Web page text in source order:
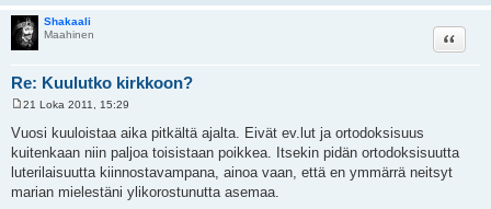
Shakaali
Maahinen
Re: Kuulutko kirkkoon?
Lainaa
e
s
t
i
21 Loka 2011, 15:29
Vuosi kuuloistaa aika pitkältä ajalta. Eivät ev.lut ja ortodoksisuus
kuitenkaan niin paljoa toisistaan poikkea. Itsekin pidän ortodoksisuutta
luterilaisuutta kiinnostavampana, ainoa vaan, että en ymmärrä neitsyt
marian mielestäni ylikorostunutta asemaa.